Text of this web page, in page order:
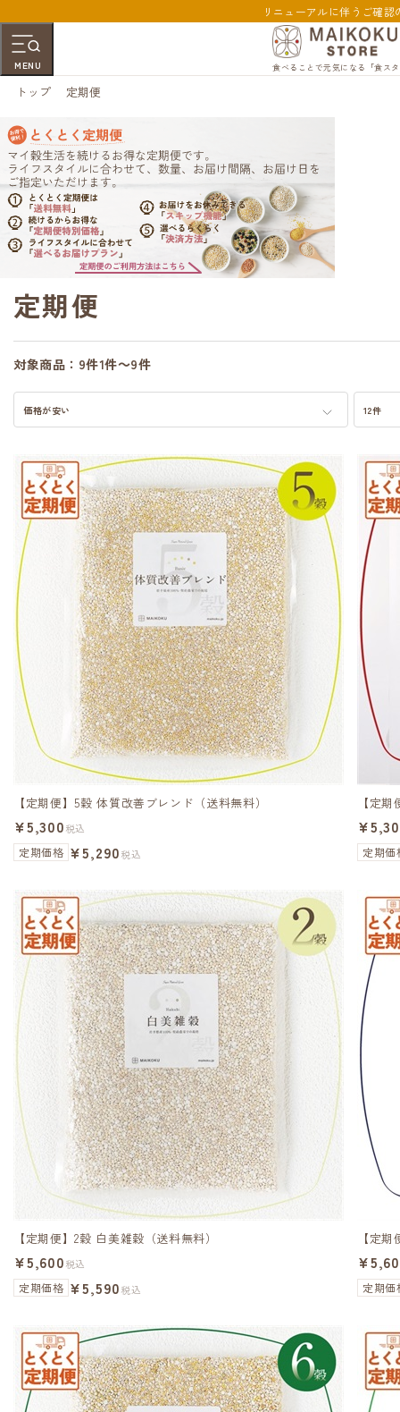
リニューアルに伴うご確認
MENU 食べることで元気になる「食ス
トップ 定期便
定期便
対象商品： 9件1件～9件
価格が安い 12件
【定期便】5穀 体質改善ブレンド（送料無料）
¥5,300税込
定期価格 ¥5,290税込
【定
定期価
【定期便】2穀 白美雑穀（送料無料）
¥5,600税込
定期価格 ¥5,590税込
【定
定期価